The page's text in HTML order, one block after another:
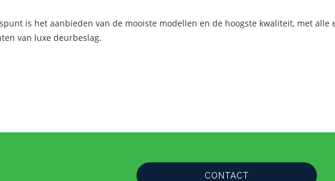
is het aanbieden van de mooiste modellen en de hoogste kwaliteit, met alle
van luxe deurbeslag.
CONTACT